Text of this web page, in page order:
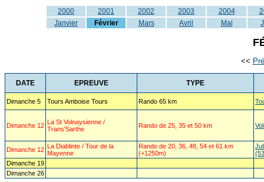
2000 2001 2002 2003 2004
Janvier
Février Mars Avril Mai
<<
DATE EPREUVE TYPE
Dimanche 5 Tours Amboise Tours Rando 65 km
Dimanche 12 La St Volnaysienne /
Trans'Sarthe
Rando de 25, 35 et 50 km
Dimanche 12 La Diablinte / Tour de la
Mayenne
Rando de 20, 36, 48, 54 et 61 km
(+1250m)
Dimanche 19
Dimanche 26